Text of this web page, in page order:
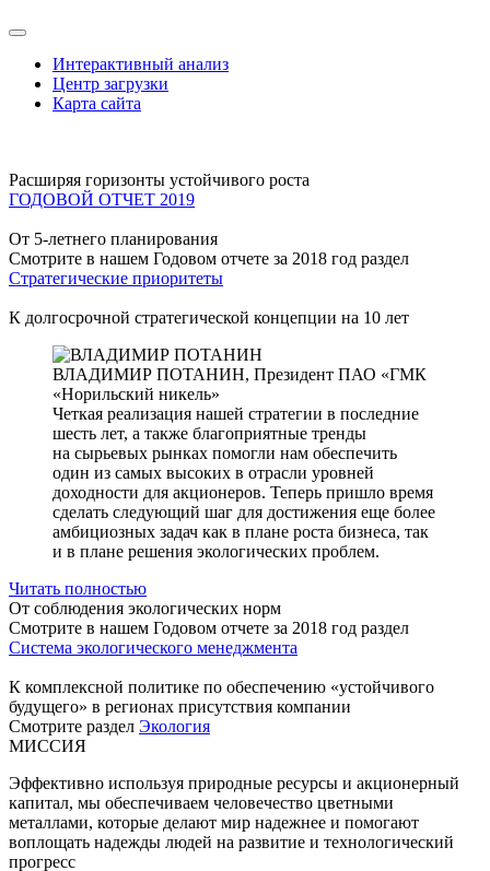
Интерактивный анализ
Центр загрузки
Карта сайта
Расширяя горизонты устойчивого роста
ГОДОВОЙ ОТЧЕТ 2019
От 5-летнего планирования
Смотрите в нашем Годовом отчете за 2018 год раздел
Стратегические приоритеты
К долгосрочной стратегической концепции на 10 лет
ВЛАДИМИР ПОТАНИН, Президент ПАО «ГМК
«Норильский никель»
Четкая реализация нашей стратегии в последние
шесть лет, а также благоприятные тренды
на сырьевых рынках помогли нам обеспечить
один из самых высоких в отрасли уровней
доходности для акционеров. Теперь пришло время
сделать следующий шаг для достижения еще более
амбициозных задач как в плане роста бизнеса, так
и в плане решения экологических проблем.
Читать полностью
От соблюдения экологических норм
Смотрите в нашем Годовом отчете за 2018 год раздел
Система экологического менеджмента
К комплексной политике по обеспечению «устойчивого
будущего» в регионах присутствия компании
Смотрите раздел Экология
МИССИЯ
Эффективно используя природные ресурсы и акционерный
капитал, мы обеспечиваем человечество цветными
металлами, которые делают мир надежнее и помогают
воплощать надежды людей на развитие и технологический
прогресс